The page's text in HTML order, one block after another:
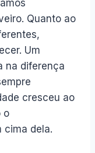
Quanto ao
Um
na diferença
cresceu ao
o
cima dela.